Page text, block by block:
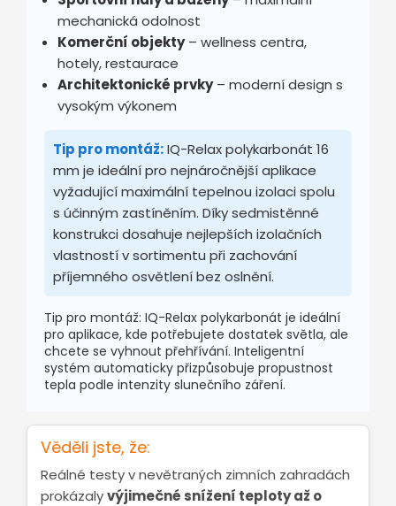
mechanická odolnost
Komerční objekty– wellness centra,
hotely, restaurace
Architektonické prvky– moderní design s
vysokým výkonem
Tip pro montáž:IQ-Relax polykarbonát 16
mm je ideální pro nejnáročnější aplikace
vyžadující maximální tepelnou izolaci spolu
s účinným zastíněním. Díky sedmistěnné
konstrukci dosahuje nejlepších izolačních
vlastností v sortimentu při zachování
příjemného osvětlení bez oslnění.
Tip pro montáž: IQ-Relax polykarbonát je ideální
pro aplikace, kde potřebujete dostatek světla, ale
chcete se vyhnout přehřívání. Inteligentní
systém automaticky přizpůsobuje propustnost
tepla podle intenzity slunečního záření.
Věděli jste, že:
Reálné testy v nevětraných zimních zahradách
prokázalyvýjimečné snížení teploty až o